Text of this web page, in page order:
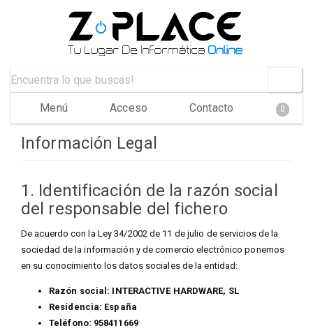
Menú Acceso Contacto 0
Información Legal
1. Identificación de la razón social
del responsable del fichero
De acuerdo con la Ley 34/2002 de 11 de julio de servicios de la
sociedad de la información y de comercio electrónico ponemos
en su conocimiento los datos sociales de la entidad:
Razón social: INTERACTIVE HARDWARE, SL
Residencia: España
Teléfono: 958411669